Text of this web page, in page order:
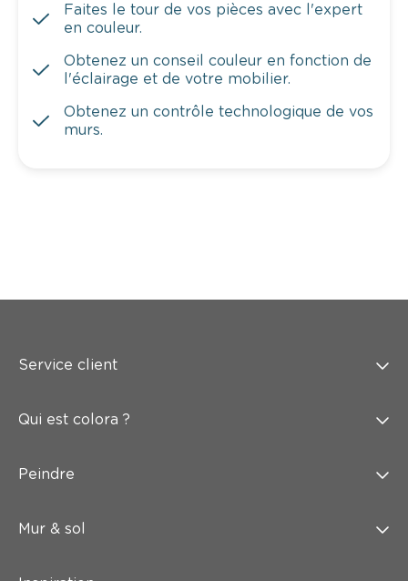
Faites le tour de vos pièces avec l'expert
en couleur.
Obtenez un conseil couleur en fonction de
l'éclairage et de votre mobilier.
Obtenez un contrôle technologique de vos
murs.
Service client
Qui est colora ?
Peindre
Mur & sol